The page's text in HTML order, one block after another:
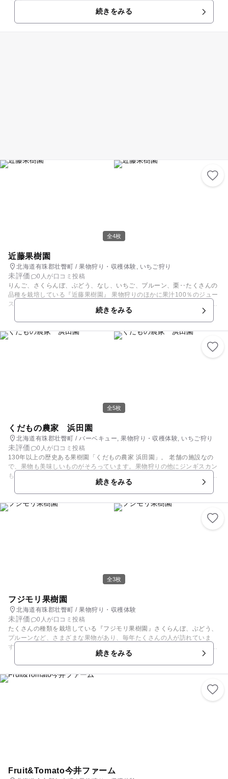
続きをみる
全4枚
近藤果樹園
北海道有珠郡壮瞥町 / 果物狩り・収穫体験, いちご狩り
未評価
0人が口コミ投稿
りんご、さくらんぼ、ぶどう、なし、いちご、プルーン、栗‥たくさんの
品種を栽培している『近藤果樹園』 果物狩りのほかに果汁100％のジュー
スや、オリジナルのジャムやぶどうも販売しているので、お土産にもオス
スメです。また施設ではジンギスカンなどの屋外での食事も可能なので、
天気のいい日は家族でお出かけにピッタリですよ。
続きをみる
全5枚
くだもの農家 浜田園
北海道有珠郡壮瞥町 / バーベキュー, 果物狩り・収穫体験, いちご狩り
未評価
0人が口コミ投稿
130年以上の歴史ある果樹園「くだもの農家 浜田園」。 老舗の施設なの
で、果物も美味しいものがそろっています。果物狩りの他にジンギスカン
も可能なので、果物狩りの後の食事にもオススメです。園内には直売所が
ありジュースやジャムの他に、焼菓子の購入も可能なので、お土産にもオ
ススメですよ。6月から11月下旬が収穫時期予定なので、HPなどで確認し
て、お出かけして下さい。 【くだもの店頭販売カレンダー】 ■いちご 6月
中旬～7月上旬 ■さくらんぼ 7月上旬～7月下旬 ■プラム 8月上旬～9月中旬
焼菓子の工房です。 果樹園のくだものを使ったさまざまなジャムと、アッ
プルパイや菓子くるみを使ったパウンドケーキなど、果樹園ならではの商
品を楽しんでいただけます。
続きをみる
全3枚
フジモリ果樹園
北海道有珠郡壮瞥町 / 果物狩り・収穫体験
未評価
0人が口コミ投稿
たくさんの種類を栽培している『フジモリ果樹園』さくらんぼ、ぶどう、
プルーンなど、さまざまな果物があり、毎年たくさんの人が訪れていま
す。直売所もあるので、もぎたてのフルーツをお土産にするのも、オスス
続きをみる
Fruit&Tomato今井ファーム